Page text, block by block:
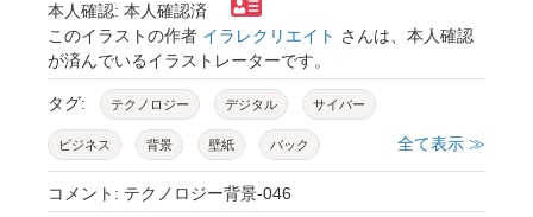
本人確認: 本人確認済
このイラストの作者 イラレクリエイト さんは、本人確認
が済んでいるイラストレーターです。
タグ: テクノロジー デジタル サイバー
ビジネス 背景 壁紙 バック
テクスチャ かっこいい クール
全て表示 ≫
コメント: テクノロジー背景-046